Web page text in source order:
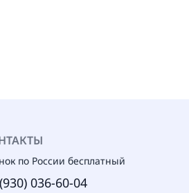
по России бесплатный
036-60-04